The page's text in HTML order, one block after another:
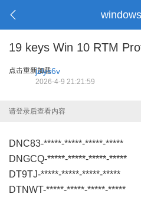
19 keys Win 10 RTM
点击重新加载
jzlys6v
2026-4-9 21:21:59
请登录后查看内容
DNC83-*****-*****-*****-*****
DNGCQ-*****-*****-*****-*****
DT9TJ-*****-*****-*****-*****
DTNWT-*****-*****-*****-*****